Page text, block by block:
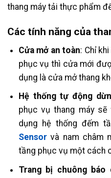
thang máy tải thực phẩm
Các tính năng của
Cửa mở an toàn: Chỉ
phục vụ thì cửa mới
dụng là cửa mở thang
Hệ thống tự động
phục vụ thang máy
dụng hệ thống đếm
Sensorvà nam châm
tầng phục vụ một cách
Trang bị chuông báo